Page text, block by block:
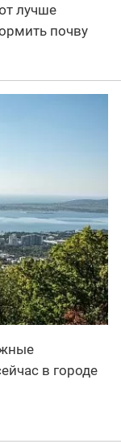
лучше
почву
в городе